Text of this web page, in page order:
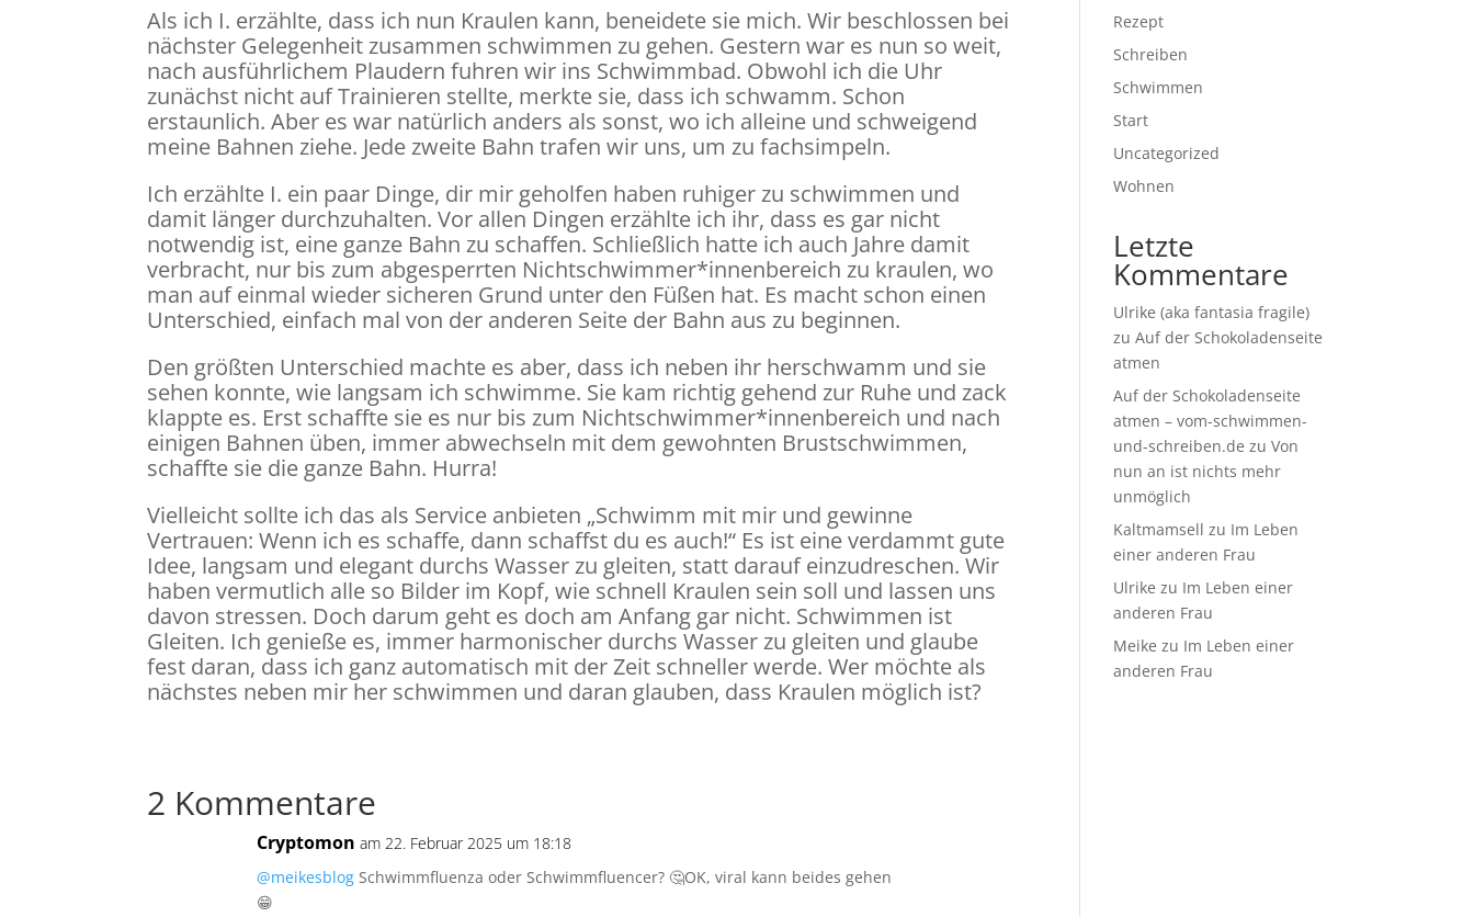
Als ich I. erzählte, dass ich nun Kraulen kann, beneidete sie mich. Wir beschlossen bei
nächster Gelegenheit zusammen schwimmen zu gehen. Gestern war es nun so weit,
nach ausführlichem Plaudern fuhren wir ins Schwimmbad. Obwohl ich die Uhr
zunächst nicht auf Trainieren stellte, merkte sie, dass ich schwamm. Schon
erstaunlich. Aber es war natürlich anders als sonst, wo ich alleine und schweigend
meine Bahnen ziehe. Jede zweite Bahn trafen wir uns, um zu fachsimpeln.
Ich erzählte I. ein paar Dinge, dir mir geholfen haben ruhiger zu schwimmen und
damit länger durchzuhalten. Vor allen Dingen erzählte ich ihr, dass es gar nicht
notwendig ist, eine ganze Bahn zu schaffen. Schließlich hatte ich auch Jahre damit
verbracht, nur bis zum abgesperrten Nichtschwimmer*innenbereich zu kraulen, wo
man auf einmal wieder sicheren Grund unter den Füßen hat. Es macht schon einen
Unterschied, einfach mal von der anderen Seite der Bahn aus zu beginnen.
Den größten Unterschied machte es aber, dass ich neben ihr herschwamm und sie
sehen konnte, wie langsam ich schwimme. Sie kam richtig gehend zur Ruhe und zack
klappte es. Erst schaffte sie es nur bis zum Nichtschwimmer*innenbereich und nach
einigen Bahnen üben, immer abwechseln mit dem gewohnten Brustschwimmen,
schaffte sie die ganze Bahn. Hurra!
Vielleicht sollte ich das als Service anbieten „Schwimm mit mir und gewinne
Vertrauen: Wenn ich es schaffe, dann schaffst du es auch!“ Es ist eine verdammt gute
Idee, langsam und elegant durchs Wasser zu gleiten, statt darauf einzudreschen. Wir
haben vermutlich alle so Bilder im Kopf, wie schnell Kraulen sein soll und lassen uns
davon stressen. Doch darum geht es doch am Anfang gar nicht. Schwimmen ist
Gleiten. Ich genieße es, immer harmonischer durchs Wasser zu gleiten und glaube
fest daran, dass ich ganz automatisch mit der Zeit schneller werde. Wer möchte als
nächstes neben mir her schwimmen und daran glauben, dass Kraulen möglich ist?
2 Kommentare
Cryptomon am 22. Februar 2025 um 18:18
@meikesblog Schwimmfluenza oder Schwimmfluencer? 🤔OK, viral kann beides gehen
😁
Rezept
Schreiben
Schwimmen
Start
Uncategorized
Wohnen
Letzte
Kommentare
Ulrike (aka fantasia fragile)
zuAuf der Schokoladenseite
atmen
Auf der Schokoladenseite
atmen – vom-schwimmen-
und-schreiben.de zuVon
nun an ist nichts mehr
unmöglich
Kaltmamsell zu Im Leben
einer anderen Frau
Ulrike zu Im Leben einer
anderen Frau
Meike zu Im Leben einer
anderen Frau